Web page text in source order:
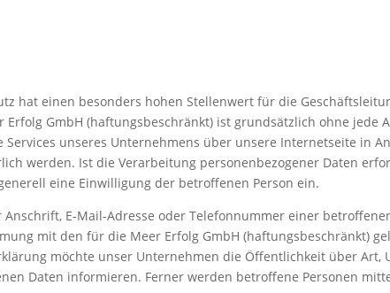
hat einen besonders hohen Stellenwert für die
GmbH (haftungsbeschränkt) ist grundsätzlich ohne jede
unseres Unternehmens über unsere Internetseite in
werden. Ist die Verarbeitung personenbezogener Daten
eine Einwilligung der betroffenen Person ein.
E-Mail-Adresse oder Telefonnummer einer
mit den für die Meer Erfolg GmbH (haftungsbeschränkt)
möchte unser Unternehmen die Öffentlichkeit über Art,
Daten informieren. Ferner werden betroffene Personen